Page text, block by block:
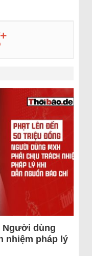
Người dùng
nhiệm pháp lý